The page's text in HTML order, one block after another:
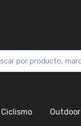
Ciclismo Outdoor